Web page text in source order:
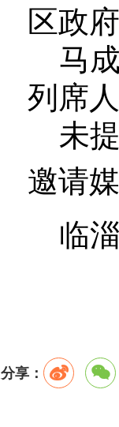
区政
马
列席
未提
邀请
临
分享：